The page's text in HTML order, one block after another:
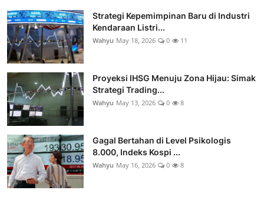
Strategi Kepemimpinan Baru di Industri
Kendaraan Listri...
Wahyu May 18, 2026 0 11
Proyeksi IHSG Menuju Zona Hijau: Simak
Strategi Trading...
Wahyu May 13, 2026 0 8
Gagal Bertahan di Level Psikologis
8.000, Indeks Kospi ...
Wahyu May 16, 2026 0 8